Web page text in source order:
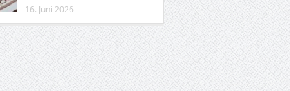
16. Juni 2026